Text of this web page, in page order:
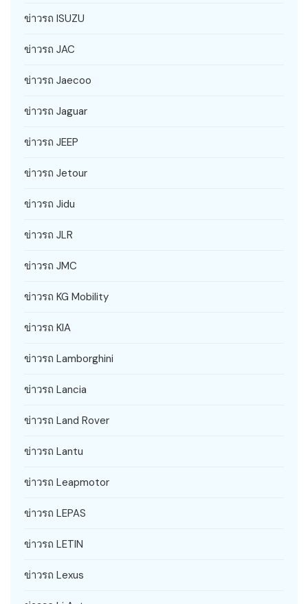
ข่าวรถ ISUZU
ข่าวรถ JAC
ข่าวรถ Jaecoo
ข่าวรถ Jaguar
ข่าวรถ JEEP
ข่าวรถ Jetour
ข่าวรถ Jidu
ข่าวรถ JLR
ข่าวรถ JMC
ข่าวรถ KG Mobility
ข่าวรถ KIA
ข่าวรถ Lamborghini
ข่าวรถ Lancia
ข่าวรถ Land Rover
ข่าวรถ Lantu
ข่าวรถ Leapmotor
ข่าวรถ LEPAS
ข่าวรถ LETIN
ข่าวรถ Lexus